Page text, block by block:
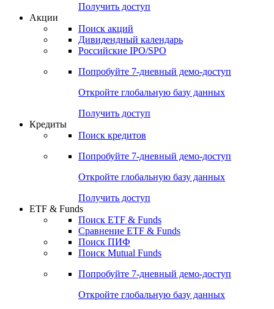
Получить доступ
Акции
Поиск акций
Дивидендный календарь
Российские IPO/SPO
Попробуйте 7-дневный демо-доступ
Откройте глобальную базу данных
Получить доступ
Кредиты
Поиск кредитов
Попробуйте 7-дневный демо-доступ
Откройте глобальную базу данных
Получить доступ
ETF & Funds
Поиск ETF & Funds
Сравнение ETF & Funds
Поиск ПИФ
Поиск Mutual Funds
Попробуйте 7-дневный демо-доступ
Откройте глобальную базу данных